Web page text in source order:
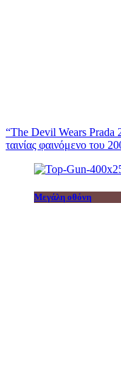
“The Devil Wears Prada
ταινίας φαινόμενο του
Μεγάλη οθόνη